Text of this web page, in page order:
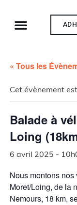
« Tous les
Cet évènement
Balade à
Loing
6 avril 2025 -
Nous montons
Moret/Loing, de la
Nemours, 18 km,